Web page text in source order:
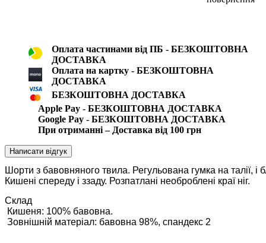
Оплата частинами від ПБ - БЕЗКОШТОВНА
ДОСТАВКА
Оплата на картку - БЕЗКОШТОВНА
ДОСТАВКА
БЕЗКОШТОВНА ДОСТАВКА
Apple Pay - БЕЗКОШТОВНА ДОСТАВКА
Google Pay - БЕЗКОШТОВНА ДОСТАВКА
При отриманні – Доставка від 100 грн
Написати відгук
Шорти з бавовняного твила. Регульована гумка на талії, і
Кишені спереду і ззаду. Розпатлані необроблені краї ніг.
Склад
Кишеня: 100% бавовна.
Зовнішній матеріал: бавовна 98%, спандекс 2